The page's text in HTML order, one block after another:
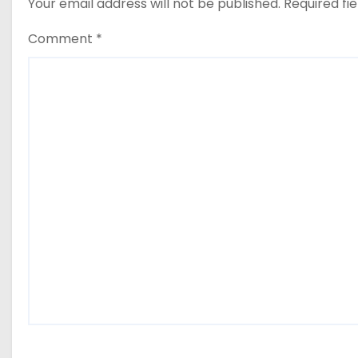
o
Your email address will not be published. Required
Comment *